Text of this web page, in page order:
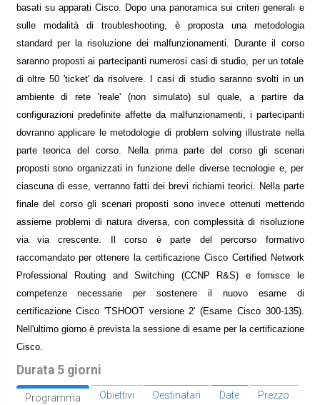
basati su apparati Cisco. Dopo una panoramica sui criteri generali e
sulle modalità di troubleshooting, è proposta una metodologia
standard per la risoluzione dei malfunzionamenti. Durante il corso
saranno proposti ai partecipanti numerosi casi di studio, per un totale
di oltre 50 'ticket' da risolvere. I casi di studio saranno svolti in un
ambiente di rete 'reale' (non simulato) sul quale, a partire da
configurazioni predefinite affette da malfunzionamenti, i partecipanti
dovranno applicare le metodologie di problem solving illustrate nella
parte teorica del corso. Nella prima parte del corso gli scenari
proposti sono organizzati in funzione delle diverse tecnologie e, per
ciascuna di esse, verranno fatti dei brevi richiami teorici. Nella parte
finale del corso gli scenari proposti sono invece ottenuti mettendo
assieme problemi di natura diversa, con complessità di risoluzione
via via crescente. Il corso è parte del percorso formativo
raccomandato per ottenere la certificazione Cisco Certified Network
Professional Routing and Switching (CCNP R&S) e fornisce le
competenze necessarie per sostenere il nuovo esame di
certificazione Cisco 'TSHOOT versione 2' (Esame Cisco 300-135).
Nell'ultimo giorno è prevista la sessione di esame per la certificazione
Cisco.
Durata 5 giorni
Programma Obiettivi Destinatari Date Prezzo